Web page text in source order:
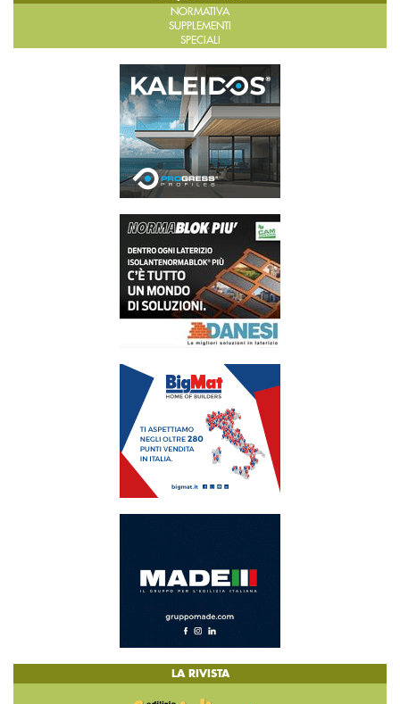
NORMATIVA
SUPPLEMENTI
SPECIALI
LA RIVISTA